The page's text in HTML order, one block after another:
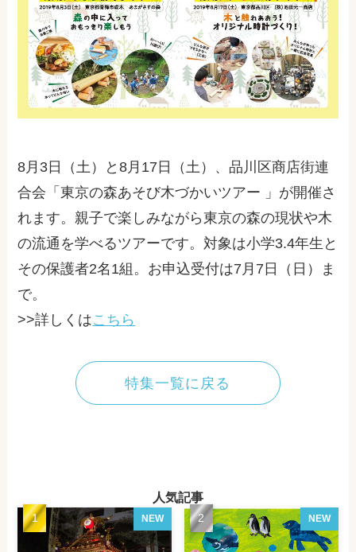
8月3日（土）と8月17日（土）、品川区商店街連
合会「東京の森あそび木づかいツアー 」が開催さ
れます。親子で楽しみながら東京の森の現状や木
の流通を学べるツアーです。対象は小学3.4年生と
その保護者2名1組。お申込受付は7月7日（日）ま
で。
>>詳しくはこちら
特集一覧に戻る
人気記事
NEW NEW